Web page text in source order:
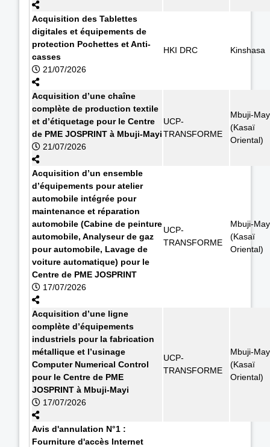
Acquisition des Tablettes
digitales et équipements de
protection Pochettes et Anti-
casses
21/07/2026
HKI DRC Kinshasa
Acquisition d’une chaîne
complète de production textile
et d’étiquetage pour le Centre
de PME JOSPRINT à Mbuji-Mayi
21/07/2026
UCP-
TRANSFORME
Mbuji-
(Kasaï
Oriental)
Acquisition d’un ensemble
d’équipements pour atelier
automobile intégrée pour
maintenance et réparation
automobile (Cabine de peinture
automobile, Analyseur de gaz
pour automobile, Lavage de
voiture automatique) pour le
Centre de PME JOSPRINT
17/07/2026
UCP-
TRANSFORME
Mbuji-
(Kasaï
Oriental)
Acquisition d’une ligne
complète d’équipements
industriels pour la fabrication
métallique et l’usinage
Computer Numerical Control
pour le Centre de PME
JOSPRINT à Mbuji-Mayi
17/07/2026
UCP-
TRANSFORME
Mbuji-
(Kasaï
Oriental)
Avis d'annulation N°1 :
Fourniture d'accès Internet